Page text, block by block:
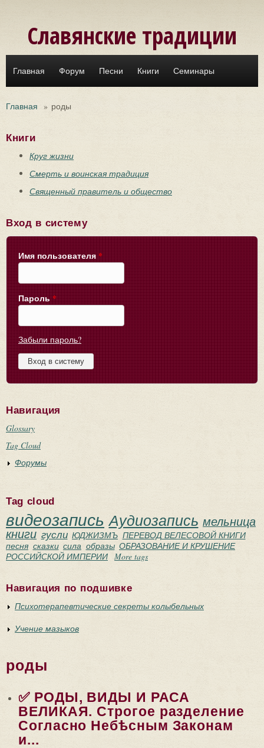
Славянские традиции
Главная Форум Песни Книги Семинары
Главная » роды
Книги
Круг жизни
Смерть и воинская традиция
Священный правитель и общество
Вход в систему
Имя пользователя *
Пароль *
Забыли пароль?
Навигация
Glossary
Tag Cloud
Форумы
Tag cloud
видеозапись Аудиозапись мельница
книги гусли ЮДЖИЗМЪ ПЕРЕВОД ВЕЛЕСОВОЙ КНИГИ
песня сказки сила образы ОБРАЗОВАНИЕ И КРУШЕНИЕ
РОССИЙСКОЙ ИМПЕРИИ More tags
Навигация по подшивке
Психотерапевтические секреты колыбельных
Учение мазыков
роды
✅ РОДЫ, ВИДЫ И РАСА
ВЕЛИКАЯ. Строгое разделение
Согласно Небѣсным Законам
и...